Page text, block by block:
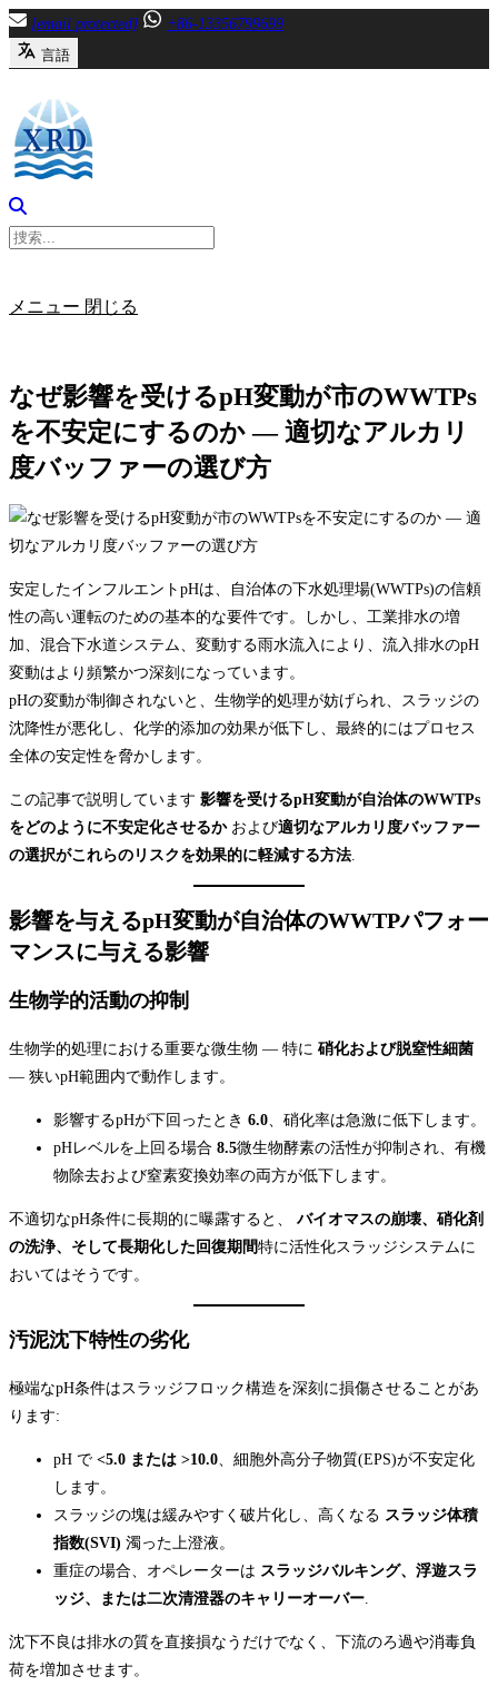
内
容
キ
ッ
[email protected]
+86-13356799699
言語
メニュー 閉じる
なぜ影響を受けるpH変動が市のWWTPs
を不安定にするのか — 適切なアルカリ
度バッファーの選び方
安定したインフルエントpHは、自治体の下水処理場(WWTPs)の信頼
性の高い運転のための基本的な要件です。しかし、工業排水の増
加、混合下水道システム、変動する雨水流入により、流入排水のpH
変動はより頻繁かつ深刻になっています。
pHの変動が制御されないと、生物学的処理が妨げられ、スラッジの
沈降性が悪化し、化学的添加の効果が低下し、最終的にはプロセス
全体の安定性を脅かします。
この記事で説明しています 影響を受けるpH変動が自治体のWWTPs
をどのように不安定化させるかおよび適切なアルカリ度バッファー
の選択がこれらのリスクを効果的に軽減する方法
影響を与えるpH変動が自治体のWWTPパフォー
マンスに与える影響
生物学的活動の抑制
生物学的処理における重要な微生物 — 特に 硝化および脱窒性細菌
— 狭いpH範囲内で動作します。
影響するpHが下回ったとき 6.0、硝化率は急激に低下します。
pHレベルを上回る場合 8.5微生物酵素の活性が抑制され、有機
物除去および窒素変換効率の両方が低下します。
不適切なpH条件に長期的に曝露すると、 バイオマスの崩壊、硝化剤
の洗浄、そして長期化した回復期間特に活性化スラッジシステムに
おいてはそうです。
汚泥沈下特性の劣化
極端なpH条件はスラッジフロック構造を深刻に損傷させることがあ
ります:
pH で <5.0 または >10.0、細胞外高分子物質(EPS)が不安定化
します。
スラッジの塊は緩みやすく破片化し、高くなる スラッジ体積
指数(SVI) 濁った上澄液。
重症の場合、オペレーターは スラッジバルキング、浮遊スラ
ッジ、または二次清澄器のキャリーオーバー.
沈下不良は排水の質を直接損なうだけでなく、下流のろ過や消毒負
荷を増加させます。